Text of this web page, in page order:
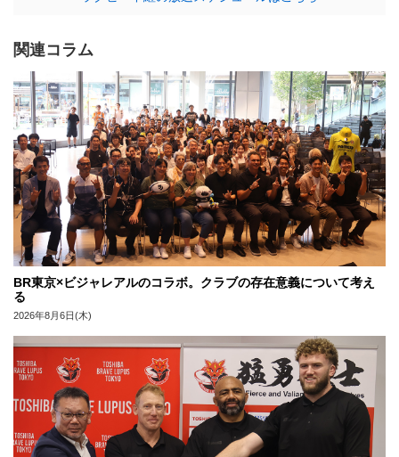
関連コラム
BR東京×ビジャレアルのコラボ。クラブの存在意義について考え
る
2026年8月6日(木)